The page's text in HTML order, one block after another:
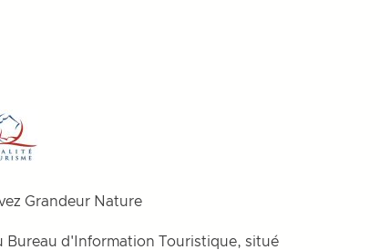
Grandeur Nature
Bureau d'Information Touristique, situé